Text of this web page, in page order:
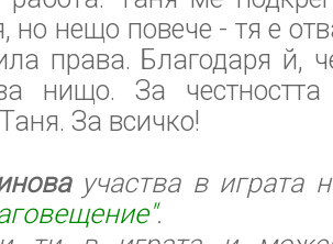
но нещо повече - тя е
права. Благодаря й,
нищо. За
За всичко!
участва в играта
.